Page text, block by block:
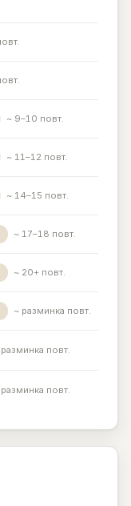
~ 9–10 повт.
~ 11–12 повт.
~ 14–15 повт.
~ 17–18 повт.
~ 20+ повт.
~ разминка повт.
разминка повт.
разминка повт.